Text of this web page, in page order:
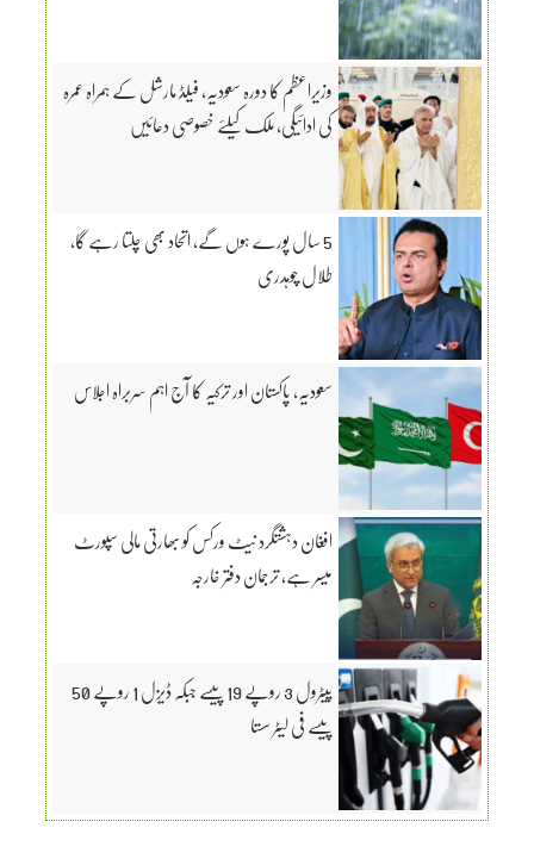
وزیراعظم کا دورہ سعودیہ، فیلڈ مارشل کے ہمراہ عمرہ
کی ادائیگی، ملک کیلئے خصوصی دعائیں
5 سال پورے ہوں گے، اتحاد بھی چلتا رہے گا،
طلال چوہدری
سعودیہ، پاکستان اور ترکیہ کا آج اہم سربراہ اجلاس
افغان دہشتگرد نیٹ ورکس کو بھارتی مالی سپورٹ
میسر ہے، ترجمان دفتر خارجہ
پیٹرول 3 روپے 19 پیسے جبکہ ڈیزل 1 روپے 50
پیسے فی لیٹر سستا